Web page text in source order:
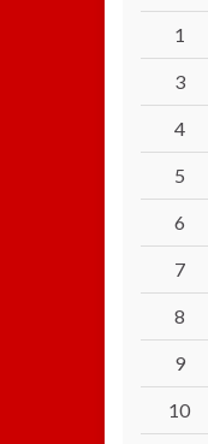
1
3
4
5
6
7
8
9
10